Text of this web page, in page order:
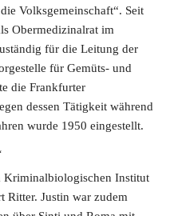
Volksgemeinschaft“. Seit
Obermedizinalrat im
für die Leitung der
für Gemüts- und
die Frankfurter
dessen Tätigkeit während
wurde 1950 eingestellt.
Kriminalbiologischen Institut
Ritter. Justin war zudem